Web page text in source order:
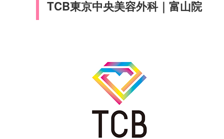
TCB東京中央美容外科｜富山院